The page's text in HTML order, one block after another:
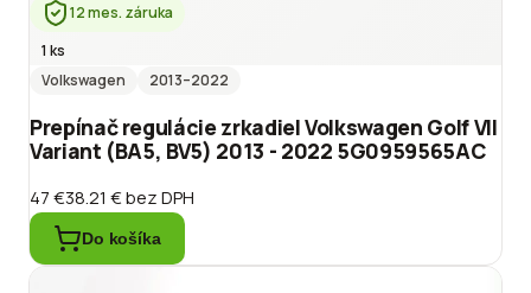
12 mes. záruka
1 ks
Volkswagen
2013–2022
Prepínač regulácie zrkadiel Volkswagen Golf VII
Variant (BA5, BV5) 2013 - 2022 5G0959565AC
47 €38.21 €bez DPH
Do košíka